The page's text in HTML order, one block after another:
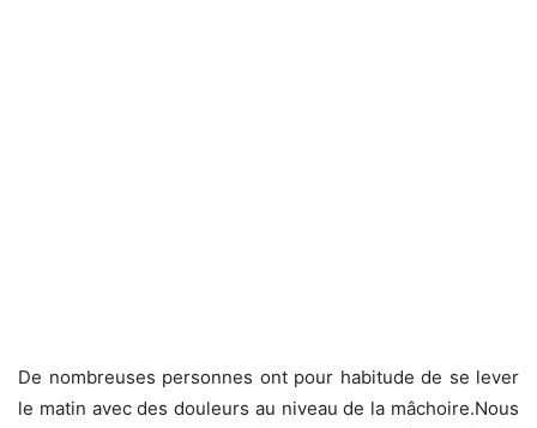
De nombreuses personnes ont pour habitude de se lever
le matin avec des douleurs au niveau de la mâchoire.Nous